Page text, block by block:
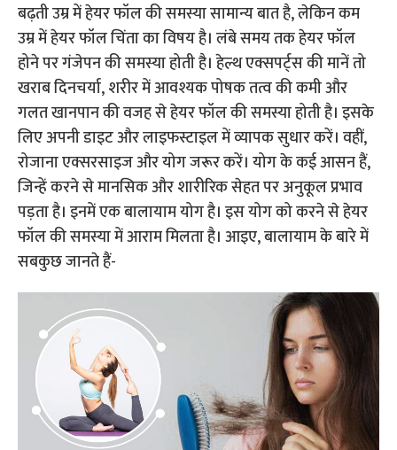
बढ़ती उम्र में हेयर फॉल की समस्या सामान्य बात है, लेकिन कम
उम्र में हेयर फॉल चिंता का विषय है। लंबे समय तक हेयर फॉल
होने पर गंजेपन की समस्या होती है। हेल्थ एक्सपर्ट्स की मानें तो
खराब दिनचर्या, शरीर में आवश्यक पोषक तत्व की कमी और
गलत खानपान की वजह से हेयर फॉल की समस्या होती है। इसके
लिए अपनी डाइट और लाइफस्टाइल में व्यापक सुधार करें। वहीं,
रोजाना एक्सरसाइज और योग जरूर करें। योग के कई आसन हैं,
जिन्हें करने से मानसिक और शारीरिक सेहत पर अनुकूल प्रभाव
पड़ता है। इनमें एक बालायाम योग है। इस योग को करने से हेयर
फॉल की समस्या में आराम मिलता है। आइए, बालायाम के बारे में
सबकुछ जानते हैं-